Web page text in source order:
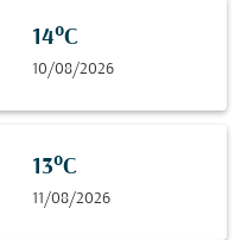
14°C
10/08/2026
13°C
11/08/2026